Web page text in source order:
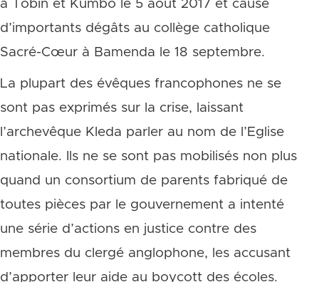
à Tobin et Kumbo le 5 août 2017 et causé
d’importants dégâts au collège catholique
Sacré-Cœur à Bamenda le 18 septembre.
La plupart des évêques francophones ne se
sont pas exprimés sur la crise, laissant
l’archevêque Kleda parler au nom de l’Eglise
nationale. Ils ne se sont pas mobilisés non plus
quand un consortium de parents fabriqué de
toutes pièces par le gouvernement a intenté
une série d’actions en justice contre des
membres du clergé anglophone, les accusant
d’apporter leur aide au boycott des écoles.